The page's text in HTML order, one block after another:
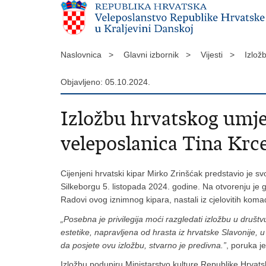
Naslovnica > Glavni izbornik > Vijesti >
Objavljeno: 05.10.2024.
Izložbu hrvatskog
veleposlanica Tina
Cijenjeni hrvatski kipar Mirko Zrinšćak predstavio je
Silkeborgu 5. listopada 2024. godine. Na otvorenju je
Radovi ovog iznimnog kipara, nastali iz cjelovitih
„Posebna je privilegija moći razgledati izložbu u
estetike, napravljena od hrasta iz hrvatske Slavonije,
da posjete ovu izložbu, stvarno je predivna.” , poruka